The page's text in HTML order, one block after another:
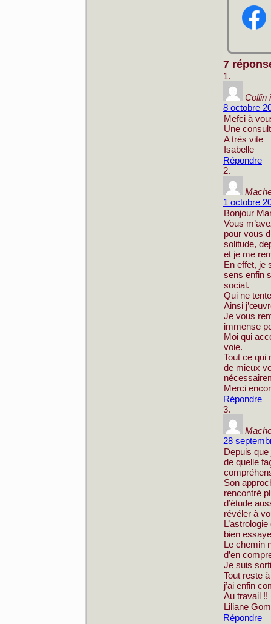
7
Collin
8 octobre
Mefci à
Une
A très vite
Isabelle
Répondre
1 octobre
Bonjour
Vous
pour vous
solitude,
et je me
En effet, je
sens enfin
social.
Qui ne
Ainsi
Je vous
immense
Moi qui
voie.
Tout ce qui
de mieux
Merci
Répondre
28
Depuis
de quelle
Son
rencontré
d’étude
révéler à
bien
Le chemin
d’en
Je suis
Tout reste
j’ai enfin
Au travail !!
Liliane
Répondre